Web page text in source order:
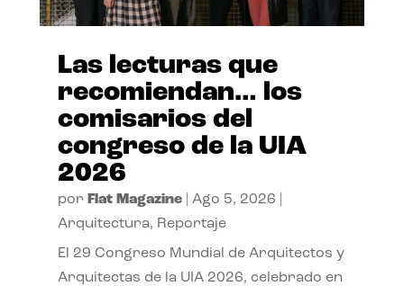
Las lecturas que
recomiendan… los
comisarios del
congreso de la UIA
2026
por Flat Magazine| Ago 5, 2026
Arquitectura, Reportaje
El 29 Congreso Mundial de Arquitectos y
Arquitectas de la UIA 2026, celebrado en